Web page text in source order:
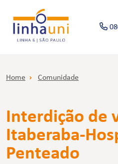
Home Comunidade
Interdição de
Itaberaba-
Penteado